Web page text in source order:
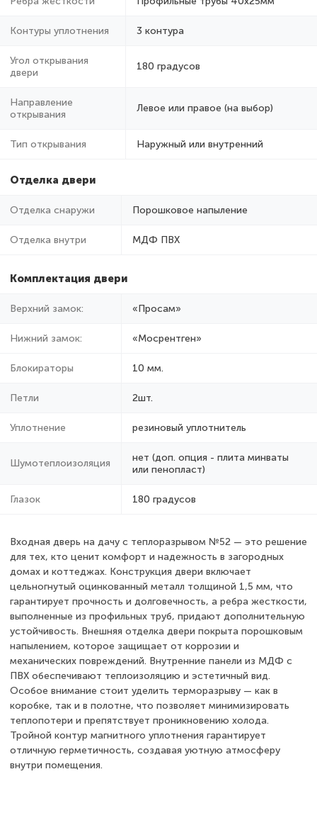
Контуры уплотнения 3 контура
Угол открывания
двери
180 градусов
Направление
открывания
Левое или правое (на выбор)
Тип открывания Наружный или внутренний
Отделка двери
Отделка снаружи Порошковое напыление
Отделка внутри МДФ ПВХ
Комплектация двери
Верхний замок: «Просам»
Нижний замок: «Мосрентген»
Блокираторы 10 мм.
Петли 2шт.
Уплотнение резиновый уплотнитель
Шумотеплоизоляция
нет (доп. опция - плита минваты
или пенопласт)
Глазок 180 градусов
Входная дверь на дачу с теплоразрывом №52 — это решение
для тех, кто ценит комфорт и надежность в загородных
домах и коттеджах. Конструкция двери включает
цельногнутый оцинкованный металл толщиной 1,5 мм, что
гарантирует прочность и долговечность, а ребра жесткости,
выполненные из профильных труб, придают дополнительную
устойчивость. Внешняя отделка двери покрыта порошковым
напылением, которое защищает от коррозии и
механических повреждений. Внутренние панели из МДФ с
ПВХ обеспечивают теплоизоляцию и эстетичный вид.
Особое внимание стоит уделить терморазрыву — как в
коробке, так и в полотне, что позволяет минимизировать
теплопотери и препятствует проникновению холода.
Тройной контур магнитного уплотнения гарантирует
отличную герметичность, создавая уютную атмосферу
внутри помещения.